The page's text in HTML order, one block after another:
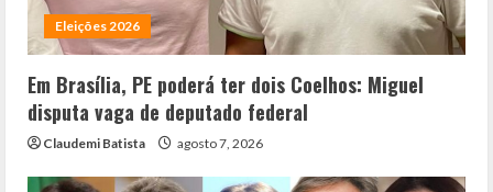
Eleições 2026
Em Brasília, PE poderá ter dois Coelhos: Miguel
disputa vaga de deputado federal
Claudemi Batista agosto 7, 2026